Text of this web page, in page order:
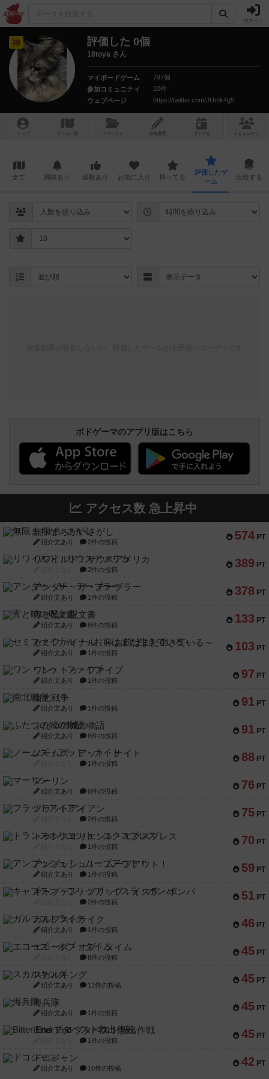
ログイン
神 評価した 0個
18toya さん
マイボードゲーム
797個
参加コミュニティ
10件
ウェブページ
https://twitter.com/JUmk4g5
トップ ゲーム一覧 マイリスト 投稿履歴 ボ ドゲ コミュニティ
全て 興味あり 経験あり お気に入り 持ってる
評価したゲ
ーム
比較する
ボドゲーマのアプリ版はこちら
アクセス数 急上昇中
574 PT
無限まちがいさがし
紹介文あり 2件の投稿
389 PT
リワイルド：サウスアメリカ
2件の投稿
378 PT
アンダー・ザ・テーブラー
紹介文あり 1件の投稿
133 PT
宵と暁の呪文書
紹介文あり 8件の投稿
103 PT
セミファイナル ～お前はまだ生きている～
紹介文あり 1件の投稿
97 PT
ワン・トゥ・ファイブ
紹介文あり 1件の投稿
91 PT
南北戦争
紹介文あり 1件の投稿
91 PT
ふたつの城の物語
紹介文あり 6件の投稿
88 PT
ノームズ・アット・ナイト
1件の投稿
76 PT
マーリン
紹介文あり 6件の投稿
75 PT
フラットアイアン
2件の投稿
70 PT
トランスオリエント・エクスプレス
1件の投稿
59 PT
アンブッシュ！：ムーブアウト！
紹介文あり 1件の投稿
51 PT
キャプテン・フリップ：イスラ・ボンバ
2件の投稿
46 PT
ガルフストライク
紹介文あり 1件の投稿
45 PT
エコーズ・オブ・タイム
8件の投稿
45 PT
スカルキング
紹介文あり 12件の投稿
45 PT
海兵隊
紹介文あり 1件の投稿
45 PT
Bitter End ブタペスト救出作戦
1件の投稿
42 PT
ドコジャン
紹介文あり 10件の投稿